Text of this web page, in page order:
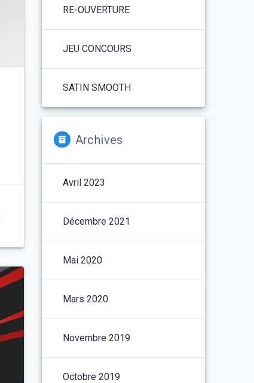
RE-OUVERTURE
JEU CONCOURS
SATIN SMOOTH
Archives
Avril 2023
Décembre 2021
Mai 2020
Mars 2020
Novembre 2019
Octobre 2019